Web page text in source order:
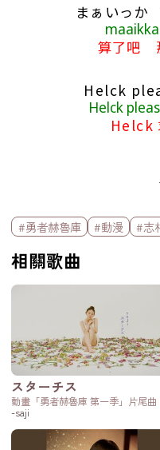
まぁいっか
算了吧
Helck
Helck
Helck
標籤欄
#勇者赫魯庫 #動漫 #志
相關歌曲
スターチス
動畫「勇者赫魯庫 第一季」片尾曲
-saji